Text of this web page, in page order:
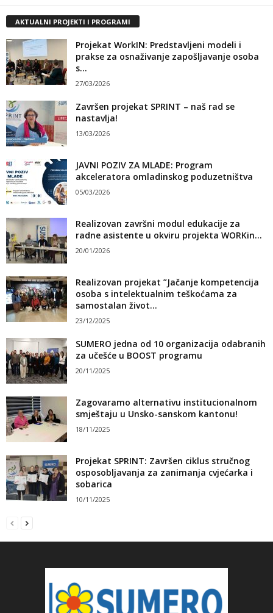
AKTUALNI PROJEKTI I PROGRAMI
Projekat WorkIN: Predstavljeni modeli i
prakse za osnaživanje zapošljavanje osoba
s...
27/03/2026
Završen projekat SPRINT – naš rad se
nastavlja!
13/03/2026
JAVNI POZIV ZA MLADE: Program
akceleratora omladinskog poduzetništva
05/03/2026
Realizovan završni modul edukacije za
radne asistente u okviru projekta WORKin...
20/01/2026
Realizovan projekat ”Jačanje kompetencija
osoba s intelektualnim teškoćama za
samostalan život...
23/12/2025
SUMERO jedna od 10 organizacija odabranih
za učešće u BOOST programu
20/11/2025
Zagovaramo alternativu institucionalnom
smještaju u Unsko-sanskom kantonu!
18/11/2025
Projekat SPRINT: Završen ciklus stručnog
osposobljavanja za zanimanja cvjećarka i
sobarica
10/11/2025